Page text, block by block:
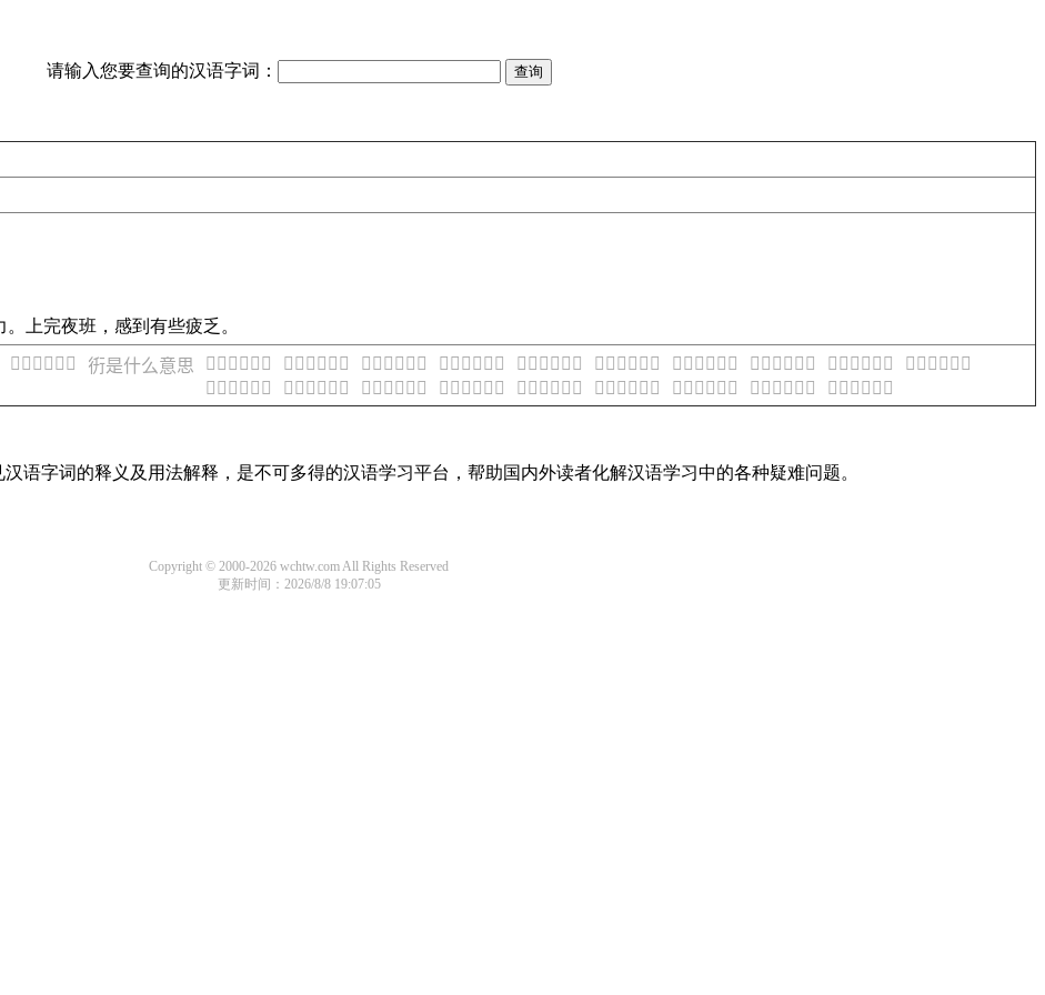
请输入您要查询的汉语字词：
上完夜班，感到有些疲乏。
𧗣是什么意思 𧗤是什么意思 𧗥是什么意思 𧗦是什么意思 𧗧是什么意思 𧗨是什么意思 𧗩是什么意思 𧗪是什么意思 𧗫是什么意思 𧗬是什么意思 𧗭是什么意思
𧗮是什么意思
𧗯是什么意思
𧗰是什么意思 𧗱是什么意思 𧗲是什么意思 𧗳是什么意思 𧗴是什么意思 𧗵是什么意思 𧗶是什么意思 𧗷是什么意思
语字词的释义及用法解释，是不可多得的汉语学习平台，帮助国内外读者化解汉语学习中的各种疑难问题。
Copyright © 2000-2026 wchtw.com All Rights Reserved
更新时间：2026/8/8 19:07:05